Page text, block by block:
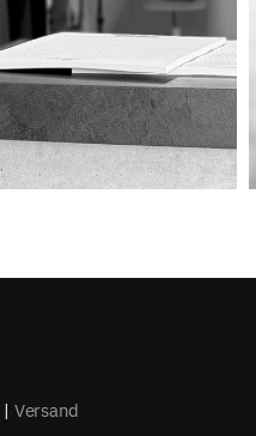
| Versand